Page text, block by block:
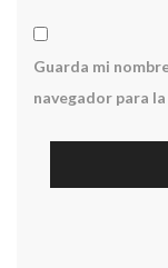
Guarda mi
navegador para